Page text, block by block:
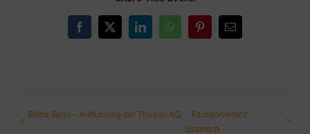
Facebook
X LinkedInWhatsAppPinterest
E-
Blithe Spirit – Aufführung der Theater-AG
Fachkonferenz
Spanisch